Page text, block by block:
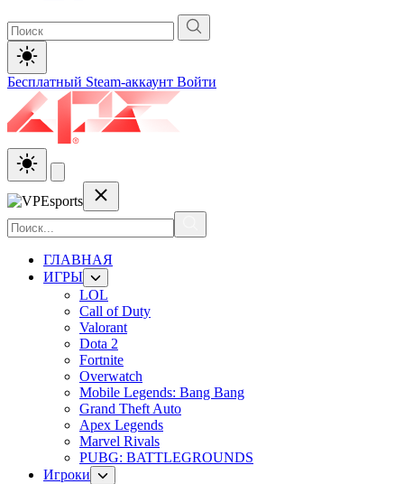
Бесплатный Steam-аккаунт Войти
ГЛАВНАЯ
ИГРЫ
LOL
Call of Duty
Valorant
Dota 2
Fortnite
Overwatch
Mobile Legends: Bang Bang
Grand Theft Auto
Apex Legends
Marvel Rivals
PUBG: BATTLEGROUNDS
Игроки